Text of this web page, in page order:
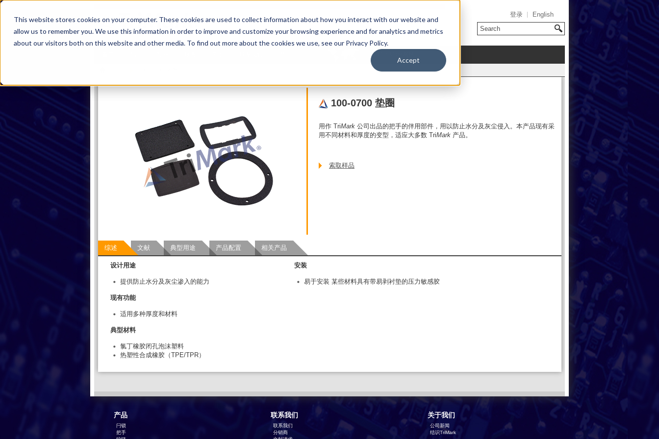
This website stores cookies on your computer. These cookies are used to collect information about how you interact with our website and
allow us to remember you. We use this information in order to improve and customize your browsing experience and for analytics and metrics
about our visitors both on this website and other media. To find out more about the cookies we use, see our Privacy Policy.
Accept
登录 English
其它TriMark网站
100-0700 垫圈
用作 TriMark 公司出品的把手的伴用部件，用以防止水分及灰尘侵入。本产品现有采
用不同材料和厚度的变型，适应大多数 TriMark 产品。
索取样品
综述 文献 典型用途 产品配置 相关产品
设计用途
提供防止水分及灰尘渗入的能力
现有功能
适用多种厚度和材料
典型材料
氯丁橡胶闭孔泡沫塑料
热塑性合成橡胶（TPE/TPR）
安装
易于安装 某些材料具有带易剥衬垫的压力敏感胶
产品
闩锁
把手
联系我们
联系我们
分销商
关于我们
公司新闻
结识TriMark